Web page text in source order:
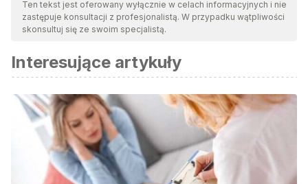
Ten tekst jest oferowany wyłącznie w celach informacyjnych i nie
zastępuje konsultacji z profesjonalistą. W przypadku wątpliwości
skonsultuj się ze swoim specjalistą.
Interesujące artykuły